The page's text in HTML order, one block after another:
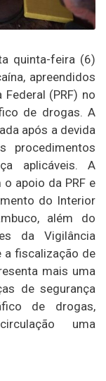
quinta-feira (6)
apreendidos
(PRF) no
de drogas. A
após a devida
procedimentos
aplicáveis. A
apoio da PRF e
do Interior
além do
da Vigilância
a fiscalização de
mais uma
de segurança
de drogas,
uma